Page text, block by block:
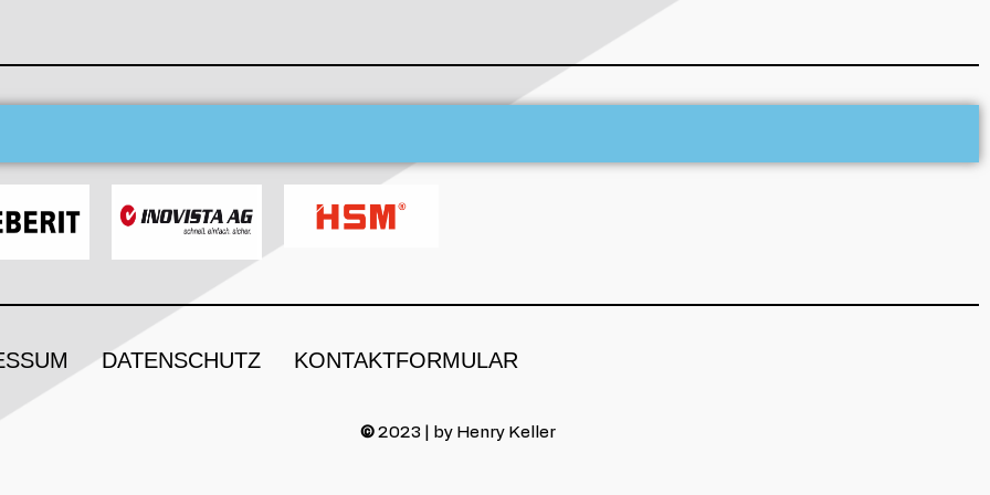
DATENSCHUTZ KONTAKTFORMULAR
©2023 | by Henry Keller